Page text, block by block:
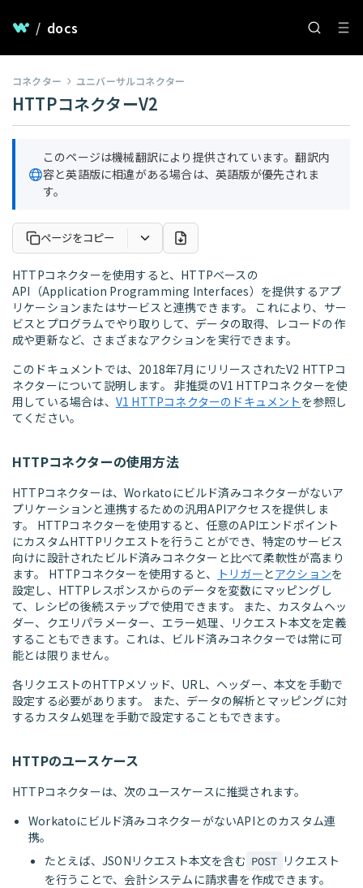
/ docs
コネクター ユニバーサルコネクター
HTTPコネクターV2
このページは機械翻訳により提供されています。翻訳内
容と英語版に相違がある場合は、英語版が優先されま
す。
ページをコピー
HTTPコネクターを使用すると、HTTPベースの
API（Application Programming Interfaces）を提供するアプ
リケーションまたはサービスと連携できます。 これにより、サー
ビスとプログラムでやり取りして、データの取得、レコードの作
成や更新など、さまざまなアクションを実行できます。
このドキュメントでは、2018年7月にリリースされたV2 HTTPコ
ネクターについて説明します。 非推奨のV1 HTTPコネクターを使
用している場合は、 V1 HTTPコネクターのドキュメント を参照し
てください。
HTTPコネクターの使用方法
HTTPコネクターは、Workatoにビルド済みコネクターがないア
プリケーションと連携するための汎用APIアクセスを提供しま
す。 HTTPコネクターを使用すると、任意のAPIエンドポイント
にカスタムHTTPリクエストを行うことができ、特定のサービス
向けに設計されたビルド済みコネクターと比べて柔軟性が高まり
ます。 HTTPコネクターを使用すると、
トリガーとアクションを
設定し、HTTPレスポンスからのデータを変数にマッピングし
て、レシピの後続ステップで使用できます。 また、カスタムヘッ
ダー、クエリパラメーター、エラー処理、リクエスト本文を定義
することもできます。これは、ビルド済みコネクターでは常に可
能とは限りません。
各リクエストのHTTPメソッド、URL、ヘッダー、本文を手動で
設定する必要があります。 また、データの解析とマッピングに対
するカスタム処理を手動で設定することもできます。
HTTPのユースケース
HTTPコネクターは、次のユースケースに推奨されます。
Workatoにビルド済みコネクターがないAPIとのカスタム連
携。
たとえば、JSONリクエスト本文を含む POST リクエスト
を行うことで、会計システムに請求書を作成できます。